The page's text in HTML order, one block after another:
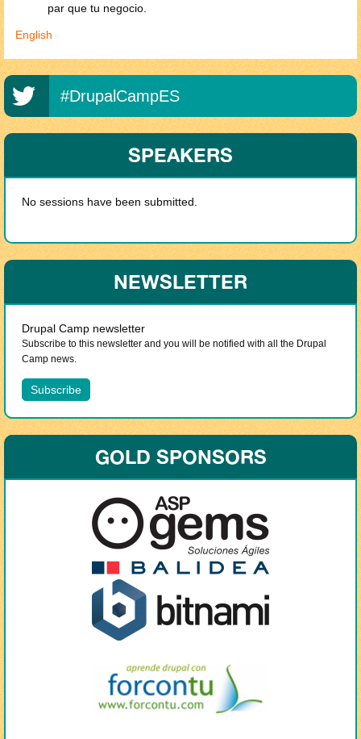
par que tu negocio.
English
#DrupalCampES
SPEAKERS
No sessions have been submitted.
NEWSLETTER
Drupal Camp newsletter
Subscribe to this newsletter and you will be notified with all the Drupal
Camp news.
GOLD SPONSORS